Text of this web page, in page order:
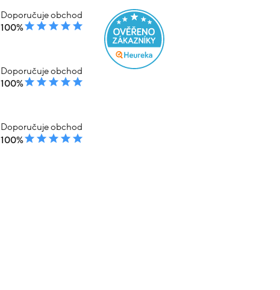
Doporučuje obchod
100%
Doporučuje obchod
100%
Doporučuje obchod
100%